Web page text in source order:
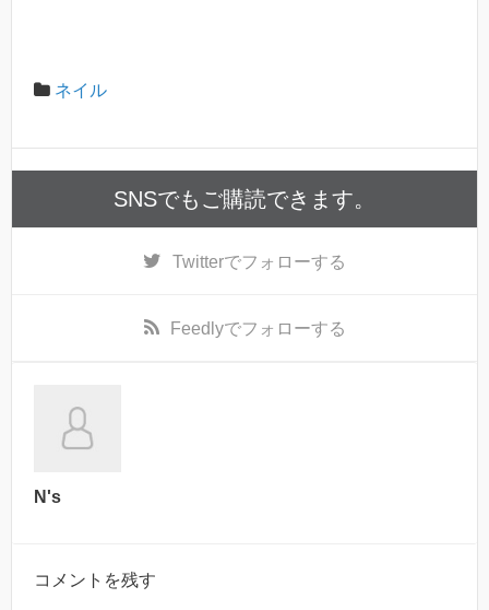
ネイル
SNSでもご購読できます。
Twitterでフォローする
Feedlyでフォローする
N's
コメントを残す